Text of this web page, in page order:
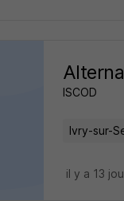
ISCOD
Ivry-sur-
il y a 13